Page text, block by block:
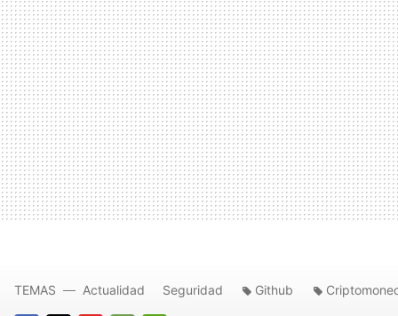
TEMAS Actualidad Seguridad Github